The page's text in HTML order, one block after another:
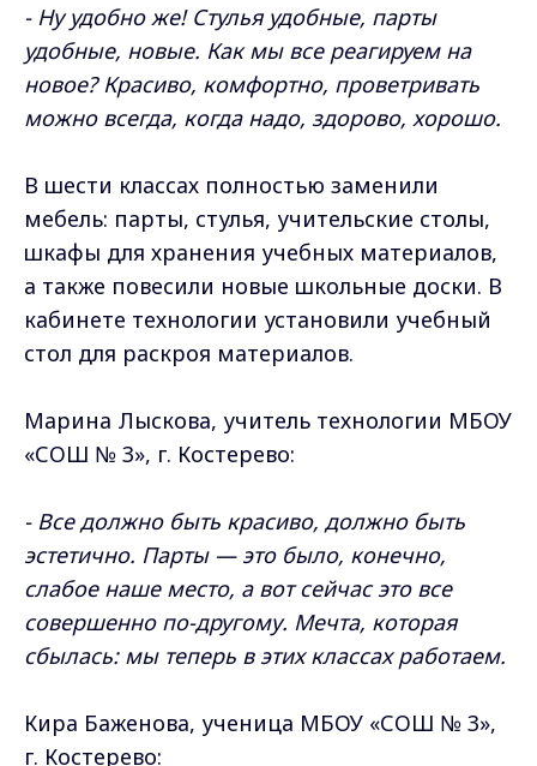
- Ну удобно же! Стулья удобные, парты
удобные, новые. Как мы все реагируем на
новое? Красиво, комфортно, проветривать
можно всегда, когда надо, здорово, хорошо.
В шести классах полностью заменили
мебель: парты, стулья, учительские столы,
шкафы для хранения учебных материалов,
а также повесили новые школьные доски. В
кабинете технологии установили учебный
стол для раскроя материалов.
Марина Лыскова, учитель технологии МБОУ
«СОШ № 3», г. Костерево:
- Все должно быть красиво, должно быть
эстетично. Парты — это было, конечно,
слабое наше место, а вот сейчас это все
совершенно по-другому. Мечта, которая
сбылась: мы теперь в этих классах работаем.
Кира Баженова, ученица МБОУ «СОШ № 3»,
г. Костерево: